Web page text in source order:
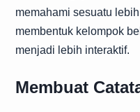
memahami sesuatu
membentuk kelompok
menjadi lebih interaktif.
Membuat